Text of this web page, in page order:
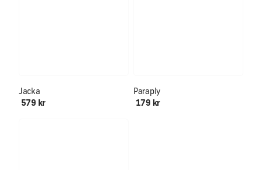
Jacka
579 kr
Paraply
179 kr